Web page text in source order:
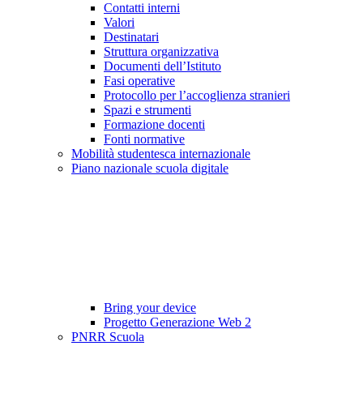
Contatti interni
Valori
Destinatari
Struttura organizzativa
Documenti dell’Istituto
Fasi operative
Protocollo per l’accoglienza stranieri
Spazi e strumenti
Formazione docenti
Fonti normative
Mobilità studentesca internazionale
Piano nazionale scuola digitale
Bring your device
Progetto Generazione Web 2
PNRR Scuola